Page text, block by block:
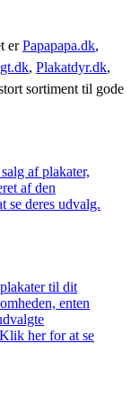
erPapapapa.dk,
, Plakatdyr.dk,
sortiment til gode
af plakater,
af den
se deres udvalg.
til dit
enten
her for at se